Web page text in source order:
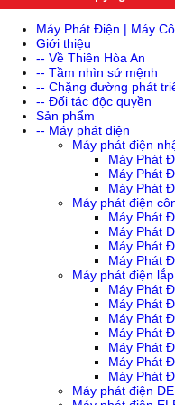
Máy Phát Điện | Máy
Giới thiệu
-- Về Thiên Hòa An
-- Tầm nhìn sứ mệnh
-- Chặng đường phát
-- Đối tác độc quyền
Sản phẩm
-- Máy phát điện
Máy phát điện
Máy Phát
Máy Phát
Máy Phát
Máy phát điện
Máy Phát
Máy Phát
Máy Phát
Máy Phát
Máy phát điện
Máy Phát
Máy Phát
Máy Phát
Máy Phát
Máy Phát
Máy Phát
Máy Phát
Máy phát điện